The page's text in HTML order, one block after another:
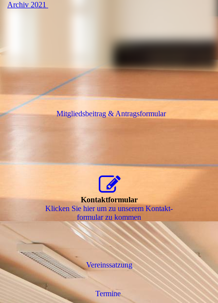
Archiv 2021
Mitgliedsbeitrag & Antragsformular
Kontaktformular
Klicken Sie hier um zu unserem Kon­takt­
for­mu­lar zu kommen
Vereinssatzung
Termine